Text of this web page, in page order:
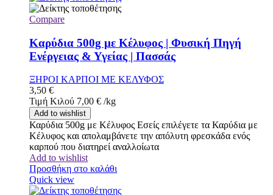
Compare
Καρύδια 500g με Κέλυφος | Φυσική Πηγή
Ενέργειας & Υγείας | Πασσάς
ΞΗΡΟΙ ΚΑΡΠΟΙ ΜΕ ΚΕΛΥΦΟΣ
3,50 €
Τιμή Κιλού 7,00 € /kg
Add to wishlist
Καρύδια 500g με Κέλυφος Εσείς επιλέγετε τα Καρύδια με
Κέλυφος και απολαμβάνετε την απόλυτη φρεσκάδα ενός
καρπού που διατηρεί αναλλοίωτα
Add to wishlist
Προσθήκη στο καλάθι
Quick view